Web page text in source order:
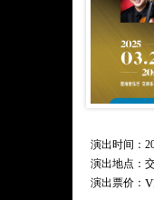
演出时间：
演出地点：
演出票价：